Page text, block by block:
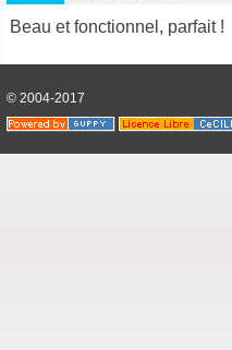
Beau et fonctionnel, parfait !
© 2004-2017